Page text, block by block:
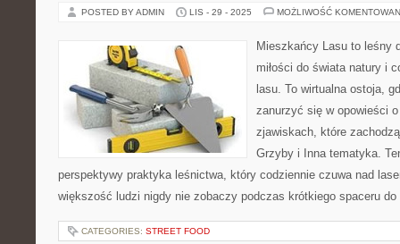
POSTED BY ADMIN LIS - 29 - 2025 MOŻLIWOŚĆ
Mieszkańcy Lasu to leśny
miłości do świata natury i
lasu. To wirtualna ostoja,
zanurzyć się w opowieści
zjawiskach, które
Grzyby i Inna tematyka.
perspektywy praktyka leśnictwa, który codziennie czuwa nad
większość ludzi nigdy nie zobaczy podczas krótkiego spaceru
CATEGORIES: STREET FOOD